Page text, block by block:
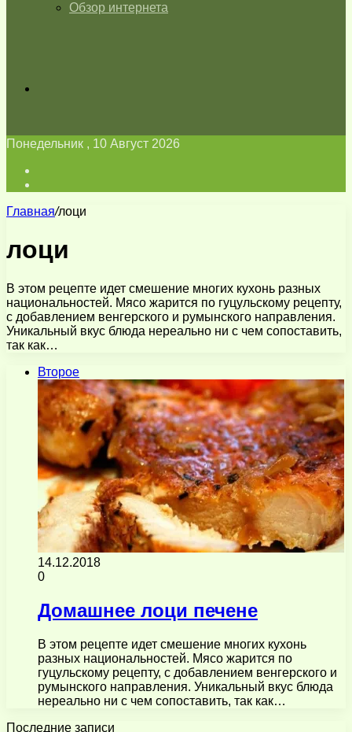
Обзор интернета
Понедельник , 10 Август 2026
Главная/лоци
лоци
В этом рецепте идет смешение многих кухонь разных
национальностей. Мясо жарится по гуцульскому рецепту,
с добавлением венгерского и румынского направления.
Уникальный вкус блюда нереально ни с чем сопоставить,
так как…
Второе
14.12.2018
0
Домашнее лоци печене
В этом рецепте идет смешение многих кухонь
разных национальностей. Мясо жарится по
гуцульскому рецепту, с добавлением венгерского и
румынского направления. Уникальный вкус блюда
нереально ни с чем сопоставить, так как…
Последние записи